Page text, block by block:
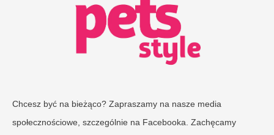
Chcesz być na bieżąco? Zapraszamy na nasze media
społecznościowe, szczególnie na Facebooka. Zachęcamy